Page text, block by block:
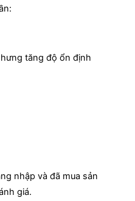
tăng độ ổn định
nhập và đã mua sản
giá.